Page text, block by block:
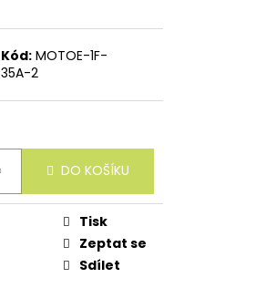
Kód: MOTOE-1F-
35A-2
DO KOŠÍKU
Tisk
Zeptat se
Sdílet